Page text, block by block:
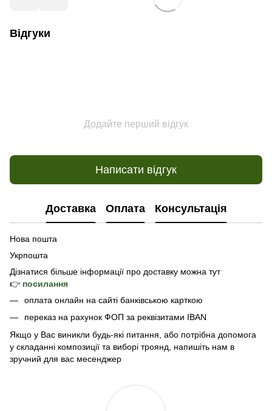
Відгуки
Додайте перший відгук
Написати відгук
Доставка Оплата Консультація
Нова пошта
Укрпошта
Дізнатися більше інформації про доставку можна тут
👉 посилання
оплата онлайн на сайті банківською карткою
переказ на рахунок ФОП за реквізитами IBAN
Якщо у Вас виникли будь-які питання, або потрібна допомога
у складанні композиції та виборі троянд, напишіть нам в
зручний для вас месенджер